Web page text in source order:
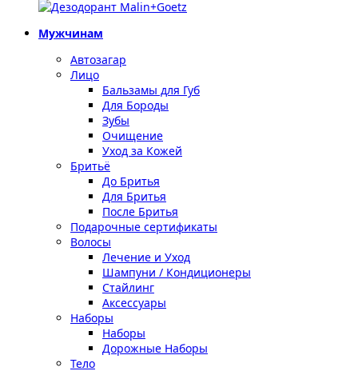
Мужчинам
Автозагар
Лицо
Бальзамы для Губ
Для Бороды
Зубы
Очищение
Уход за Кожей
Бритьё
До Бритья
Для Бритья
После Бритья
Подарочные сертификаты
Волосы
Лечение и Уход
Шампуни / Кондиционеры
Стайлинг
Аксессуары
Наборы
Наборы
Дорожные Наборы
Тело